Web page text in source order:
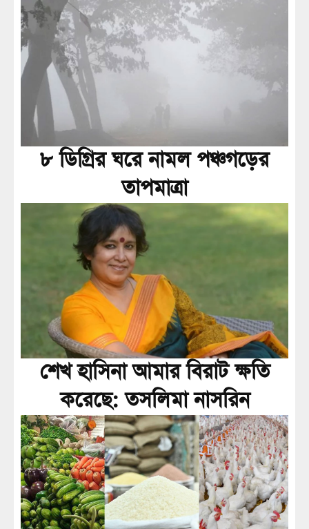
৮ ডিগ্রির ঘরে নামল পঞ্চগড়ের
তাপমাত্রা
শেখ হাসিনা আমার বিরাট ক্ষতি
করেছে: তসলিমা নাসরিন